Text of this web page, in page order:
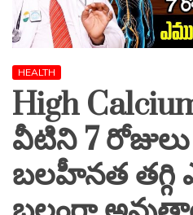
HEALTH
High
వీటిని 7
బలహీనత తగ్గి